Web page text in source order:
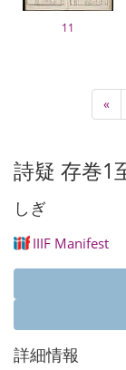
11
First
«
詩疑 存巻1
しぎ
IIIF Manifest
詳細情報